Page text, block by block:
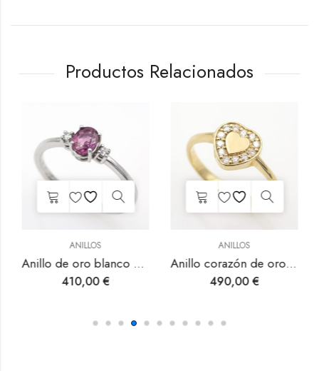
Productos Relacionados
ANILLOS
Anillo de oro blanco con zafiro rosa y diamantes.
410,00€
ANILLOS
Anillo corazón de oro amarillo con diamantes.
490,00€